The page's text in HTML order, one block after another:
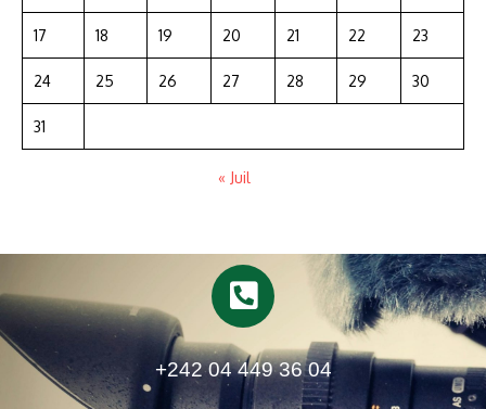
17 18 19 20 21 22 23
24 25 26 27 28 29 30
31
« Juil
+242 04 449 36 04